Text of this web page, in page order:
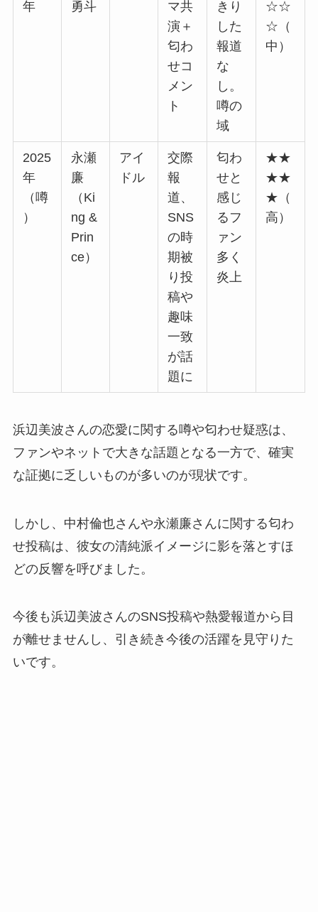
年 勇斗
マ共
演＋
匂わ
せコ
メン
ト
きり
した
報道
な
し。
噂の
域
☆☆
☆（
中）
2025
年
（噂
）
永瀬
廉
（Ki
ng &
Prin
ce）
アイ
ドル
交際
報
道、
SNS
の時
期被
り投
稿や
趣味
一致
が話
題に
匂わ
せと
感じ
るフ
ァン
多く
炎上
★★
★★
★（
高）
浜辺美波さんの恋愛に関する噂や匂わせ疑惑は、
ファンやネットで大きな話題となる一方で、確実
な証拠に乏しいものが多いのが現状です。
しかし、中村倫也さんや永瀬廉さんに関する匂わ
せ投稿は、彼女の清純派イメージに影を落とすほ
どの反響を呼びました。
今後も浜辺美波さんのSNS投稿や熱愛報道から目
が離せませんし、引き続き今後の活躍を見守りた
いです。